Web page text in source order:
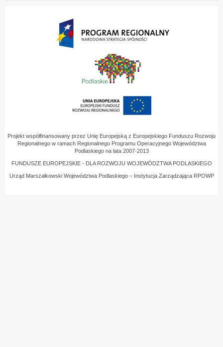
Projekt współfinansowany przez Unię Europejską z Europejskiego Funduszu Rozwoju
Regionalnego w ramach Regionalnego Programu Operacyjnego Województwa
Podlaskiego na lata 2007-2013
FUNDUSZE EUROPEJSKIE - DLA ROZWOJU WOJEWÓDZTWA PODLASKIEGO
Urząd Marszałkowski Województwa Podlaskiego – Instytucja Zarządzająca RPOWP